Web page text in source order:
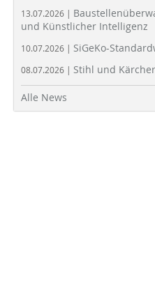
13.07.2026 |
und Künstlicher Intelligenz
10.07.2026 | SiGeKo-
08.07.2026 | Stihl und
Alle News